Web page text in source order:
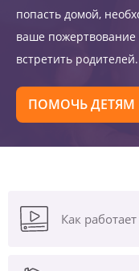
попасть домой,
ваше пожертвование
встретить родителей.
ПОМОЧЬ ДЕТЯМ
Как